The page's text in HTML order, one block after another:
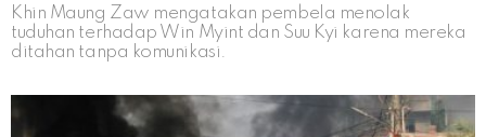
Khin Maung Zaw mengatakan pembela menolak
tuduhan terhadap Win Myint dan Suu Kyi karena mereka
ditahan tanpa komunikasi.